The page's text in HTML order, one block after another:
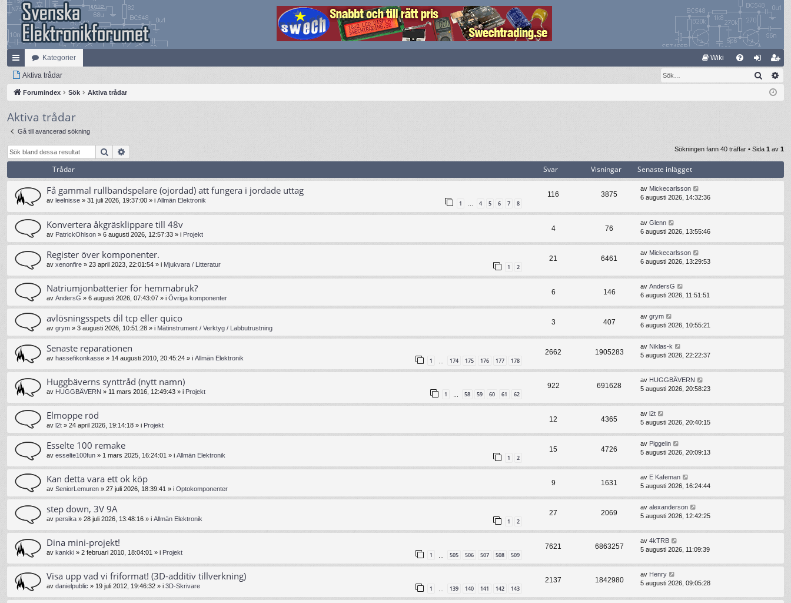
na
bb
lä
nk
ar
Kategorier Wiki
og li
m
m
Aktiva trådar Sök
Forumindex Sök Aktiva trådar
Aktiva trådar
Gå till avancerad sökning
Sök Sökningen fann 40 träffar • Sida1 av 1
Trådar Svar Visningar Senaste inlägget
Få gammal rullbandspelare (ojordad) att fungera i jordade uttag
av leelnisse » 31 juli 2026, 19:37:00 » i Allmän Elektronik 1 4 5 6 7 8
116 3875
av Mickecarlsson
6 augusti 2026, 14:32:36
Konvertera åkgräsklippare till 48v
av PatrickOhlson » 6 augusti 2026, 12:57:33 » i Projekt
4 76
av Glenn
6 augusti 2026, 13:55:46
Register över komponenter.
av xenonfire » 23 april 2023, 22:01:54 » i Mjukvara / Litteratur 1 2
21 6461
av Mickecarlsson
6 augusti 2026, 13:29:53
Natriumjonbatterier för hemmabruk?
av AndersG » 6 augusti 2026, 07:43:07 » i Övriga komponenter
6 146
av AndersG
6 augusti 2026, 11:51:51
avlösningsspets dil tcp eller quico
av grym » 3 augusti 2026, 10:51:28 » i Mätinstrument / Verktyg / Labbutrustning
3 407
av grym
6 augusti 2026, 10:55:21
Senaste reparationen
av hassefikonkasse » 14 augusti 2010, 20:45:24 » i Allmän Elektronik 1 174 175 176 177 178
2662 1905283
av Niklas-k
5 augusti 2026, 22:22:37
Huggbäverns synttråd (nytt namn)
av HUGGBÄVERN » 11 mars 2016, 12:49:43 » i Projekt 1 58 59 60 61 62
922 691628
av HUGGBÄVERN
5 augusti 2026, 20:58:23
Elmoppe röd
av l2t » 24 april 2026, 19:14:18 » i Projekt
12 4365
av l2t
5 augusti 2026, 20:40:15
Esselte 100 remake
av esselte100fun » 1 mars 2025, 16:24:01 » i Allmän Elektronik 1 2
15 4726
av Piggelin
5 augusti 2026, 20:09:13
Kan detta vara ett ok köp
av SeniorLemuren » 27 juli 2026, 18:39:41 » i Optokomponenter
9 1631
av E Kafeman
5 augusti 2026, 16:24:44
step down, 3V 9A
av persika » 28 juli 2026, 13:48:16 » i Allmän Elektronik 1 2
27 2069
av alexanderson
5 augusti 2026, 12:42:25
Dina mini-projekt!
av kankki » 2 februari 2010, 18:04:01 » i Projekt 1 … 505 506 507 508 509
7621 6863257
av 4kTRB
5 augusti 2026, 11:09:39
Visa upp vad vi friformat! (3D-additiv tillverkning)
av danielpublic » 19 juli 2012, 19:46:32 » i 3D-Skrivare 1 … 139 140 141 142 143
2137 1842980
av Henry
5 augusti 2026, 09:05:28